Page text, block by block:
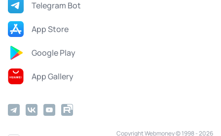
Telegram Bot
App Store
Google Play
App Gallery
Copyright Webmoney © 1998 - 2026